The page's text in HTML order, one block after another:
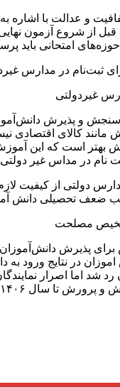
و عدالت با اشاره
قبل از شروع آزمون
امتحانی باید
ثبت‌نام در مدارس
غیردولتی
سنجش و پذیرش
کالای اقتصادی
بهتر است که این
نام در مداس غیر
مدارس دولتی از
ضعف تحصیلی دانش
مصلحت
برای پذیرش
رد شد اما اصرار
تایید کند و تا آن سال کنکور به روال سابق برگردد.»